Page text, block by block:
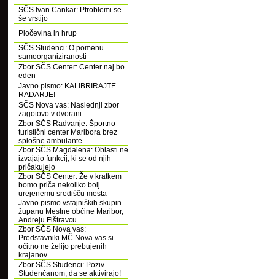
SČS Ivan Cankar: Ptroblemi se
še vrstijo
Pločevina in hrup
SČS Studenci: O pomenu
samoorganiziranosti
Zbor SČS Center: Center naj bo
eden
Javno pismo: KALIBRIRAJTE
RADARJE!
SČS Nova vas: Naslednji zbor
zagotovo v dvorani
Zbor SČS Radvanje: Športno-
turistični center Maribora brez
splošne ambulante
Zbor SČS Magdalena: Oblasti ne
izvajajo funkcij, ki se od njih
pričakujejo
Zbor SČS Center: Že v kratkem
bomo priča nekoliko bolj
urejenemu središču mesta
Javno pismo vstajniških skupin
županu Mestne občine Maribor,
Andreju Fištravcu
Zbor SČS Nova vas:
Predstavniki MČ Nova vas si
očitno ne želijo prebujenih
krajanov
Zbor SČS Studenci: Poziv
Studenčanom, da se aktivirajo!